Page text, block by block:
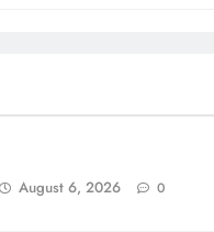
August 6, 2026 0